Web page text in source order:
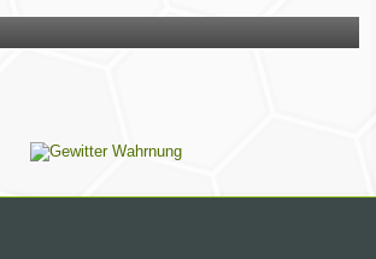
nicht mehr, gib uns ebenfalls kurz
– dann ändern wir das direkt ab.
Rhein-Main Funkertreffen